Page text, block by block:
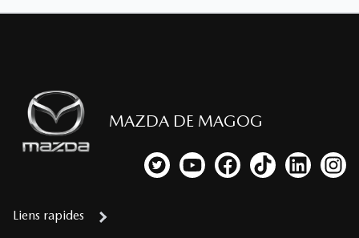
MAZDA DE MAGOG
Lien vers notre compte Twitter
Lien vers notre chaîne
Lien vers notre page
Lien vers notre
Lien vers
Lien
Liens rapides